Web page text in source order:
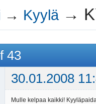
→ Kyylä →
43
30.01.2008
Mulle kelpaa kaikki!